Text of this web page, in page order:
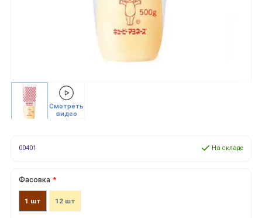
Смотреть
видео
00401 На складе
Фасовка
1 шт 12 шт